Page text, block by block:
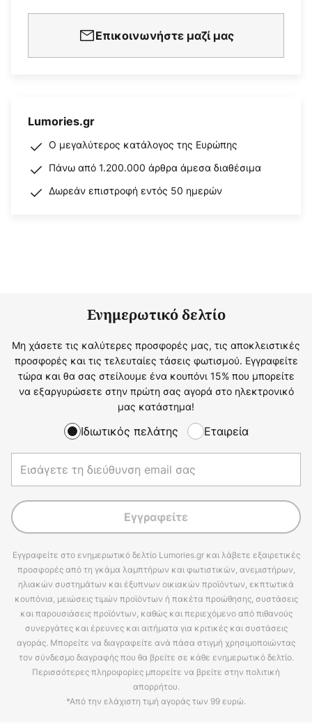
Επικοινωνήστε μαζί μας
Lumories.gr
Ο μεγαλύτερος κατάλογος της Ευρώπης
Πάνω από 1.200.000 άρθρα άμεσα διαθέσιμα
Δωρεάν επιστροφή εντός 50 ημερών
Ενημερωτικό δελτίο
Μη χάσετε τις καλύτερες προσφορές μας, τις αποκλειστικές
προσφορές και τις τελευταίες τάσεις φωτισμού. Εγγραφείτε
τώρα και θα σας στείλουμε ένα κουπόνι 15% που μπορείτε
να εξαργυρώσετε στην πρώτη σας αγορά στο ηλεκτρονικό
μας κατάστημα!
Ιδιωτικός πελάτης Εταιρεία
Εγγραφείτε
Εγγραφείτε στο ενημερωτικό δελτίο Lumories.gr και λάβετε εξαιρετικές
προσφορές από τη γκάμα λαμπτήρων και φωτιστικών, ανεμιστήρων,
ηλιακών συστημάτων και έξυπνων οικιακών προϊόντων, εκπτωτικά
κουπόνια, μειώσεις τιμών προϊόντων ή πακέτα προώθησης, συστάσεις
και παρουσιάσεις προϊόντων, καθώς και περιεχόμενο από πιθανούς
συνεργάτες και έρευνες και αιτήματα για κριτικές και συστάσεις
αγοράς. Μπορείτε να διαγραφείτε ανά πάσα στιγμή χρησιμοποιώντας
τον σύνδεσμο διαγραφής που θα βρείτε σε κάθε ενημερωτικό δελτίο.
Περισσότερες πληροφορίες μπορείτε να βρείτε στην πολιτική
απορρήτου.
*Από την ελάχιστη τιμή αγοράς των 99 ευρώ.